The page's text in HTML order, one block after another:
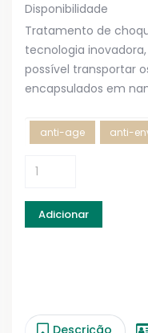
Disponibilidade
Tratamento de
tecnologia
possível transportar
encapsulados em
anti-age anti-
Adicionar
Descrição